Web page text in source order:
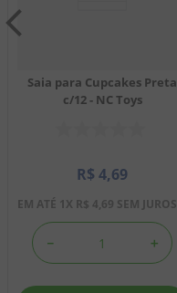
Saia para Cupcakes Preta
c/12 - NC Toys
R$ 4,69
EM ATÉ 1X R$ 4,69 SEM JUROS
＋
－